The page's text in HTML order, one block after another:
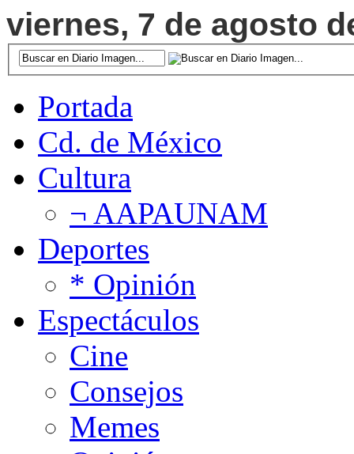
viernes, 7 de agosto
Portada
Cd. de México
Cultura
¬ AAPAUNAM
Deportes
* Opinión
Espectáculos
Cine
Consejos
Memes